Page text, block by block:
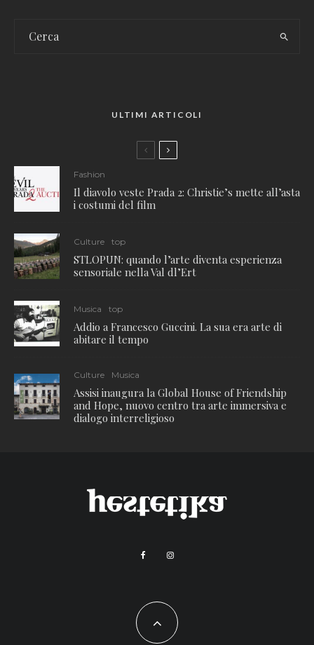
ULTIMI ARTICOLI
Fashion
Il diavolo veste Prada 2: Christie’s mette all’asta
i costumi del film
Culture top
STLOPUN: quando l’arte diventa esperienza
sensoriale nella Val dl’Ert
Musica top
Addio a Francesco Guccini. La sua era arte di
abitare il tempo
Culture Musica
Assisi inaugura la Global House of Friendship
and Hope, nuovo centro tra arte immersiva e
dialogo interreligioso